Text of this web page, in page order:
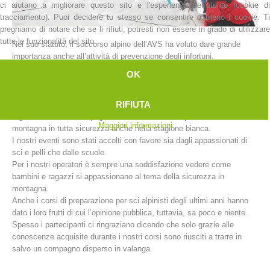
La storia
Nel suo statuto, il soccorso alpino dell’AVS ha voluto dare grande
importanza anche all’attività di prevenzione degli infortuni.
un importante servizio di informazione che va debitamente
Ogni anno all’inizio della stagione invernale, le nostre stazioni
montagna in tutta sicurezza anche nella stagione bianca.
I nostri eventi sono stati accolti con favore sia dagli appassionati di
sci e pelli che dalle scuole.
Per i nostri operatori è sempre una soddisfazione vedere come
bambini e ragazzi si appassionano al tema della sicurezza in
montagna.
Anche i corsi di preparazione per sci alpinisti degli ultimi anni hanno
dato i loro frutti di cui l’opinione pubblica, tuttavia, sa poco e niente.
Spesso i partecipanti ci ringraziano dicendo che solo grazie alle
conoscenze acquisite durante i nostri corsi sono riusciti a trarre in
salvo un compagno disperso in valanga.
ci aiutano a migliorare questo sito e l'esperienza dell'utente (cookie di
tracciamento). Puoi decidere tu stesso se consentire o meno i cookie. Ti
preghiamo di notare che se li rifiuti, potresti non essere in grado di utilizzare
tutte le funzionalità del sito.
OK
RIFIUTA
Maggiori informazioni